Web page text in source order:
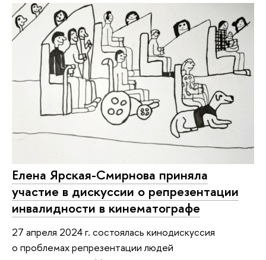
Елена Ярская-Смирнова приняла
участие в дискуссии о репрезентации
инвалидности в кинематографе
27 апреля 2024 г. состоялась кинодискуссия
о проблемах репрезентации людей